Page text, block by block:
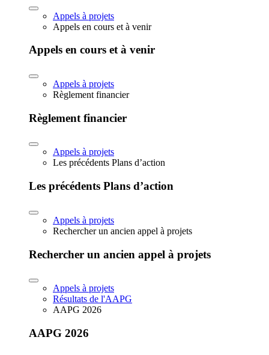
Appels à projets
Appels en cours et à venir
Appels en cours et à venir
Appels à projets
Règlement financier
Règlement financier
Appels à projets
Les précédents Plans d’action
Les précédents Plans d’action
Appels à projets
Rechercher un ancien appel à projets
Rechercher un ancien appel à projets
Appels à projets
Résultats de l'AAPG
AAPG 2026
AAPG 2026